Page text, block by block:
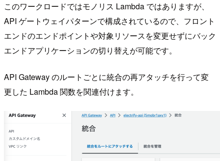
このワークロードではモノリス Lambda ではありますが、
API ゲートウェイパターンで構成されているので、フロント
エンドのエンドポイントや対象リソースを変更せずにバック
エンドアプリケーションの切り替えが可能です。
API Gateway のルートごとに統合の再アタッチを行って変
更した Lambda 関数を関連付けます。